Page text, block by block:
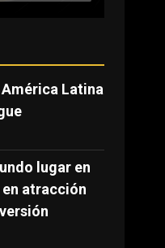
América Latina
lugar en
atracción